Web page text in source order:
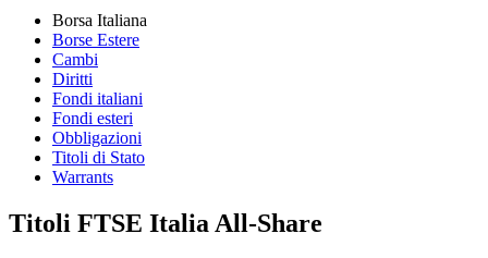
Borsa Italiana
Borse Estere
Cambi
Diritti
Fondi italiani
Fondi esteri
Obbligazioni
Titoli di Stato
Warrants
Titoli FTSE Italia All-Share